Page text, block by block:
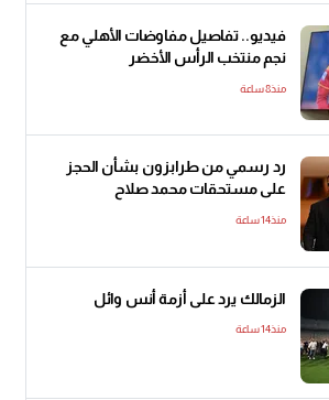
فيديو.. تفاصيل مفاوضات الأهلي مع
نجم منتخب الرأس الأخضر
منذ8 ساعة
رد رسمي من طرابزون بشأن الحجز
على مستحقات محمد صلاح
منذ14 ساعة
الزمالك يرد على أزمة أنس وائل
منذ14 ساعة